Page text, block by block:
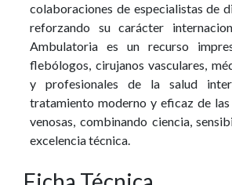
colaboraciones de especialistas de
reforzando su carácter
Ambulatoria es un recurso
flebólogos, cirujanos vasculares,
y profesionales de la salud
tratamiento moderno y eficaz de las
venosas, combinando ciencia,
excelencia técnica.